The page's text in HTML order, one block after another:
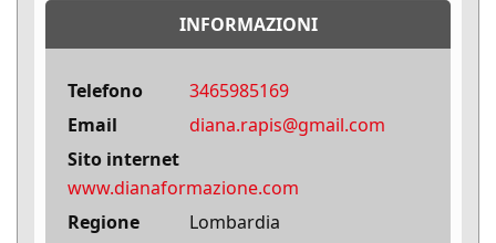
INFORMAZIONI
Telefono
3465985169
Email
diana.rapis@gmail.com
Sito internet
www.dianaformazione.com
Regione
Lombardia